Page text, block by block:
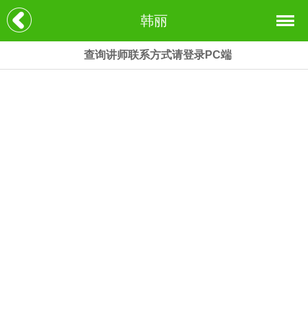
韩丽
查询讲师联系方式请登录PC端